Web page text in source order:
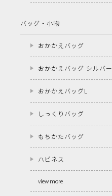
バッグ・小物
おかかえバッグ
おかかえバッグ シルバー
おかかえバッグL
しっくりバッグ
もちかたバッグ
ハピネス
view more